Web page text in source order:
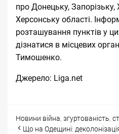
про Донецьку, Запорізьку,
Херсонську області.
розташування пунктів у
дізнатися в місцевих
Тимошенко.
Джерело: Liga.net
Categories
Новини Tags
війна, згуртованість,
PostЩо на Одещині: